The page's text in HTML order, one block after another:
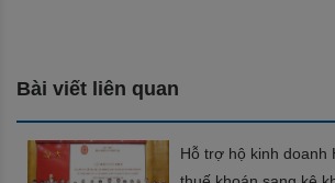
Bài viết liên quan
Hỗ trợ hộ kinh doanh